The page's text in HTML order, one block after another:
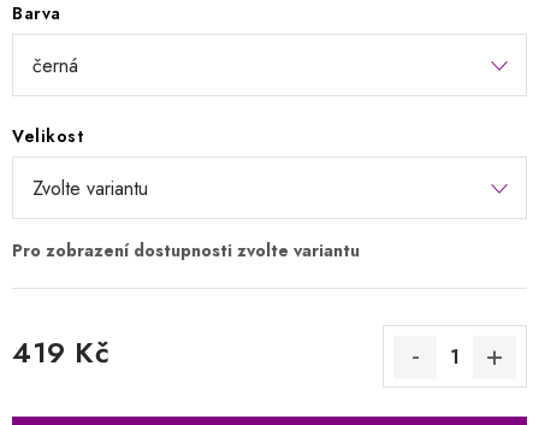
Barva
Velikost
419 Kč